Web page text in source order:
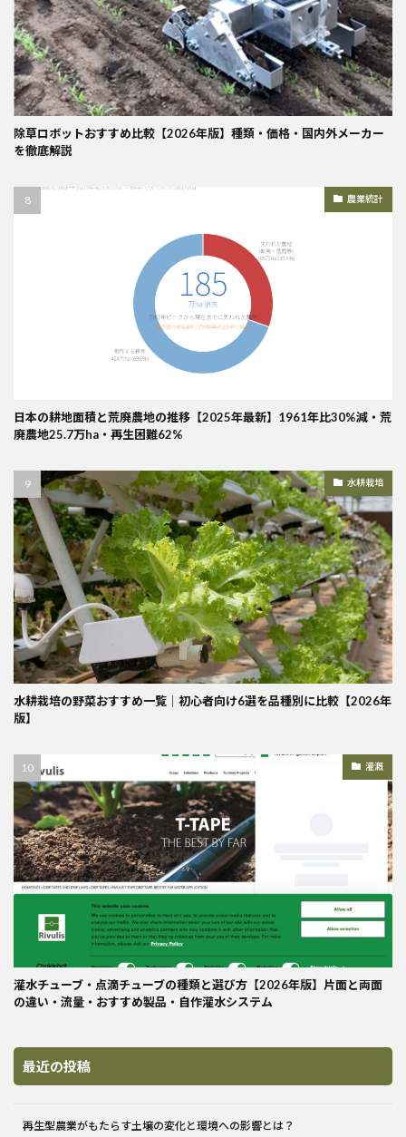
除草ロボットおすすめ比較【2026年版】種類・価格・国内外メーカー
を徹底解説
農業統計
日本の耕地面積と荒廃農地の推移【2025年最新】1961年比30%減・荒
廃農地25.7万ha・再生困難62%
水耕栽培
水耕栽培の野菜おすすめ一覧｜初心者向け6選を品種別に比較【2026年
版】
灌漑
灌水チューブ・点滴チューブの種類と選び方【2026年版】片面と両面
の違い・流量・おすすめ製品・自作灌水システム
最近の投稿
再生型農業がもたらす土壌の変化と環境への影響とは？